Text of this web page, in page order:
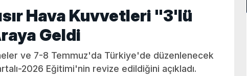
Hava Kuvvetleri "3'lü
Geldi
ve 7-8 Temmuz'da Türkiye'de düzenlenecek
2026 Eğitimi'nin revize edildiğini açıkladı.